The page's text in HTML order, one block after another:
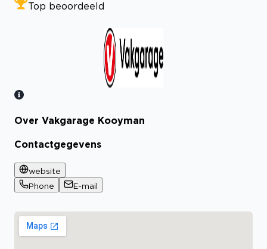
Top beoordeeld
Bekijk certificaat
Over Vakgarage Kooyman
Contactgegevens
website
Phone
E-mail